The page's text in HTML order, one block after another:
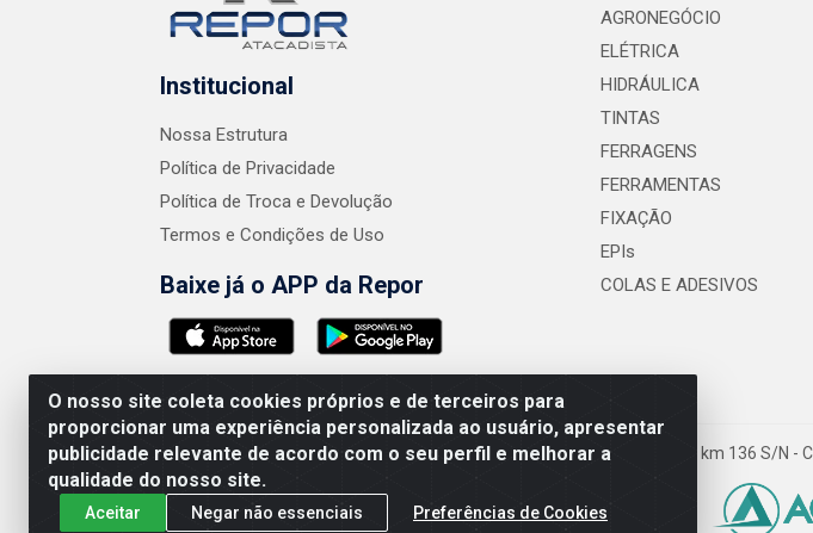
O nosso site coleta cookies próprios e de terceiros para
proporcionar uma experiência personalizada ao usuário, apresentar
publicidade relevante de acordo com o seu perfil e melhorar a
qualidade do nosso site.
Aceitar Negar não essenciais Preferências de Cookies
Institucional
Nossa Estrutura
Política de Privacidade
Política de Troca e Devolução
Termos e Condições de Uso
Baixe já o APP da Repor
AGRONEGÓCIO
ELÉTRICA
HIDRÁULICA
TINTAS
FERRAGENS
FERRAMENTAS
FIXAÇÃO
EPIs
COLAS E ADESIVOS
AMEV IMPORTADORA E DISTRIBUIDORA LTDA - Rodovia MG-050 km 136 S/